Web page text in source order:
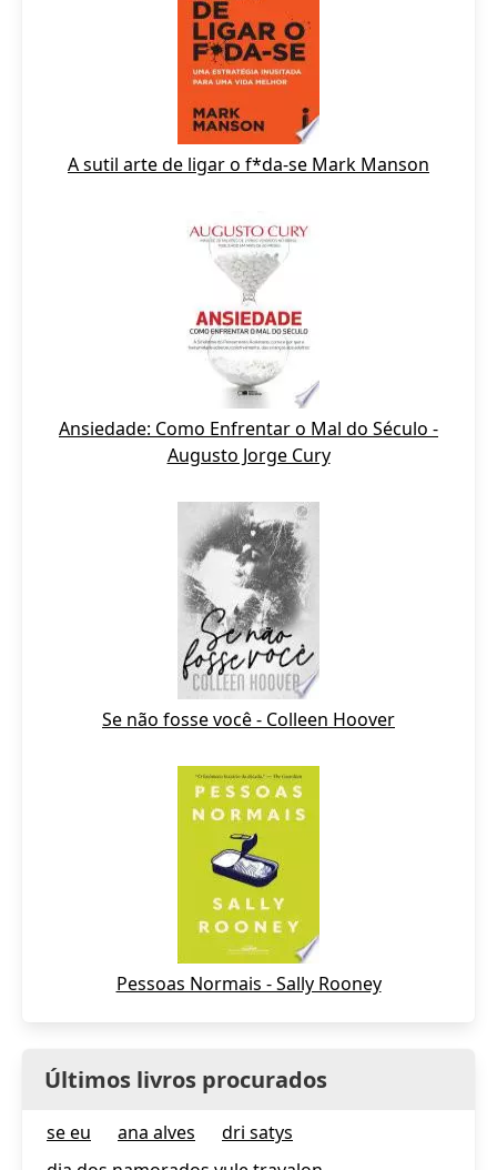
A sutil arte de ligar o f*da-se Mark Manson
Ansiedade: Como Enfrentar o Mal do Século -
Augusto Jorge Cury
Se não fosse você - Colleen Hoover
Pessoas Normais - Sally Rooney
Últimos livros procurados
se eu ana alves
dri satys